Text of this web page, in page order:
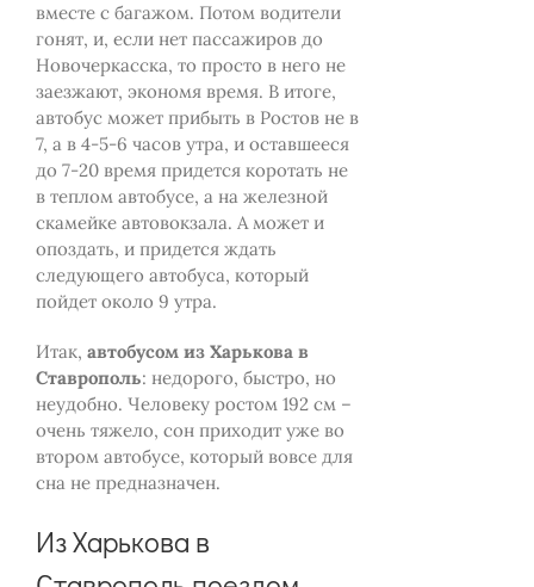
вместе с багажом. Потом водители
гонят, и, если нет пассажиров до
Новочеркасска, то просто в него не
заезжают, экономя время. В итоге,
автобус может прибыть в Ростов не в
7, а в 4-5-6 часов утра, и оставшееся
до 7-20 время придется коротать не
в теплом автобусе, а на железной
скамейке автовокзала. А может и
опоздать, и придется ждать
следующего автобуса, который
пойдет около 9 утра.
Итак, автобусом из Харькова в
Ставрополь: недорого, быстро, но
неудобно. Человеку ростом 192 см –
очень тяжело, сон приходит уже во
втором автобусе, который вовсе для
сна не предназначен.
Из Харькова в